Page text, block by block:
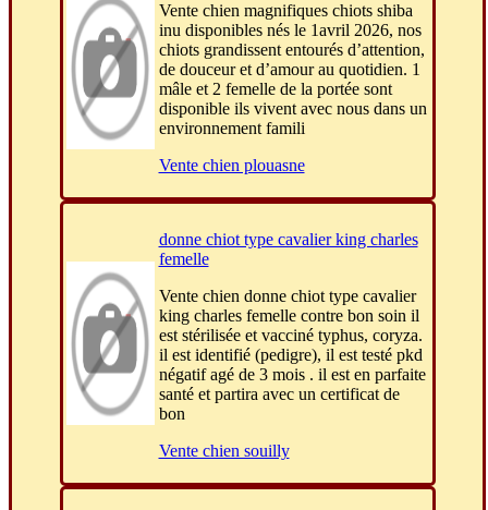
Vente chien magnifiques chiots shiba
inu disponibles nés le 1avril 2026, nos
chiots grandissent entourés d’attention,
de douceur et d’amour au quotidien. 1
mâle et 2 femelle de la portée sont
disponible ils vivent avec nous dans un
environnement famili
Vente chien plouasne
donne chiot type cavalier king charles
femelle
Vente chien donne chiot type cavalier
king charles femelle contre bon soin il
est stérilisée et vacciné typhus, coryza.
il est identifié (pedigre), il est testé pkd
négatif agé de 3 mois . il est en parfaite
santé et partira avec un certificat de
bon
Vente chien souilly